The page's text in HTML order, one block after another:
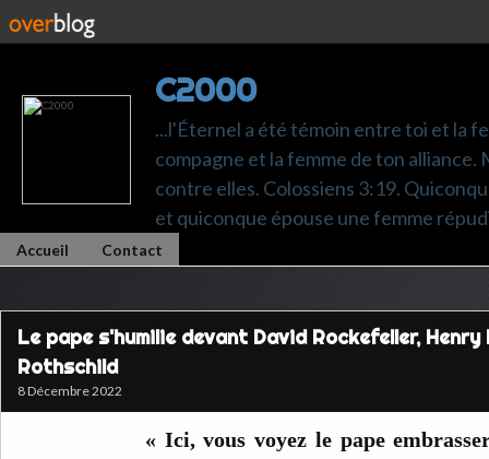
C2000
...l'Éternel a été témoin entre toi et la
compagne et la femme de ton alliance.
contre elles. Colossiens 3:19.
et quiconque épouse une femme
Accueil Contact
Le pape s'humilie devant David Rockefeller,
Rothschild
8 Décembre 2022
« Ici, vous voyez le pape